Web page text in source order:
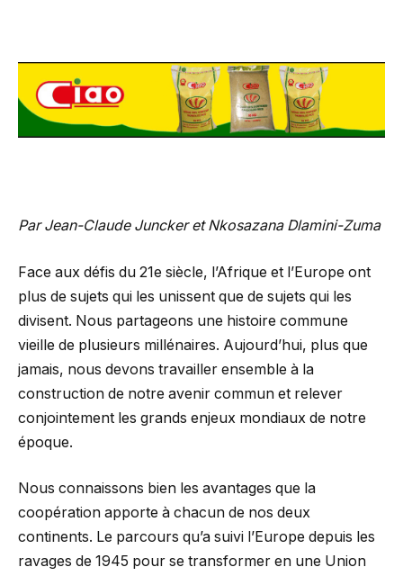
Par Jean-Claude Juncker et Nkosazana Dlamini-Zuma
Face aux défis du 21e siècle, l’Afrique et l’Europe ont
plus de sujets qui les unissent que de sujets qui les
divisent. Nous partageons une histoire commune
vieille de plusieurs millénaires. Aujourd’hui, plus que
jamais, nous devons travailler ensemble à la
construction de notre avenir commun et relever
conjointement les grands enjeux mondiaux de notre
époque.
Nous connaissons bien les avantages que la
coopération apporte à chacun de nos deux
continents. Le parcours qu’a suivi l’Europe depuis les
ravages de 1945 pour se transformer en une Union